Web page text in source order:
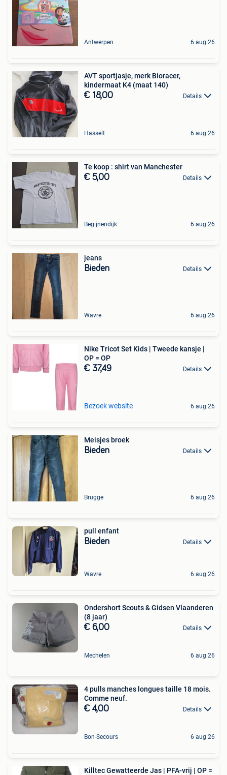
Antwerpen 6 aug 26
AVT sportjasje, merk Bioracer,
kindermaat K4 (maat 140)
€ 18,00 Details
Hasselt 6 aug 26
Te koop : shirt van Manchester
€ 5,00 Details
Begijnendijk 6 aug 26
jeans
Bieden Details
Wavre 6 aug 26
Nike Tricot Set Kids | Tweede kansje |
OP = OP
€ 37,49 Details
Bezoek website 6 aug 26
Meisjes broek
Bieden Details
Brugge 6 aug 26
pull enfant
Bieden Details
Wavre 6 aug 26
Ondershort Scouts & Gidsen Vlaanderen
(8 jaar)
€ 6,00 Details
Mechelen 6 aug 26
4 pulls manches longues taille 18 mois.
Comme neuf.
€ 4,00 Details
Bon-Secours 6 aug 26
Killtec Gewatteerde Jas | PFA-vrij | OP =